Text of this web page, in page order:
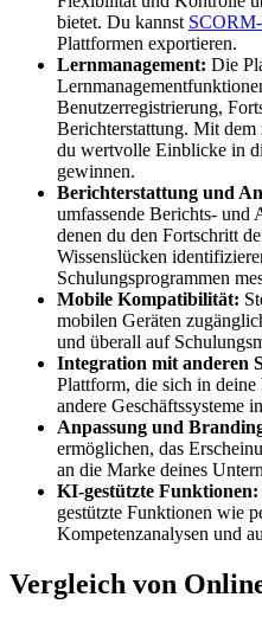
bietet. Du kannst
Plattformen exportieren.
Lernmanagement: Die
Benutzerregistrierung,
Berichterstattung. Mit dem
du wertvolle Einblicke in
gewinnen.
Berichterstattung und
umfassende Berichts- und
denen du den Fortschritt
Wissenslücken
Schulungsprogrammen
Mobile Kompatibilität:
mobilen Geräten
und überall auf
Integration mit anderen
Plattform, die sich in
andere Geschäftssysteme
Anpassung und
ermöglichen, das
an die Marke deines
KI-gestützte Funktionen:
gestützte Funktionen wie
Kompetenzanalysen und
Vergleich von